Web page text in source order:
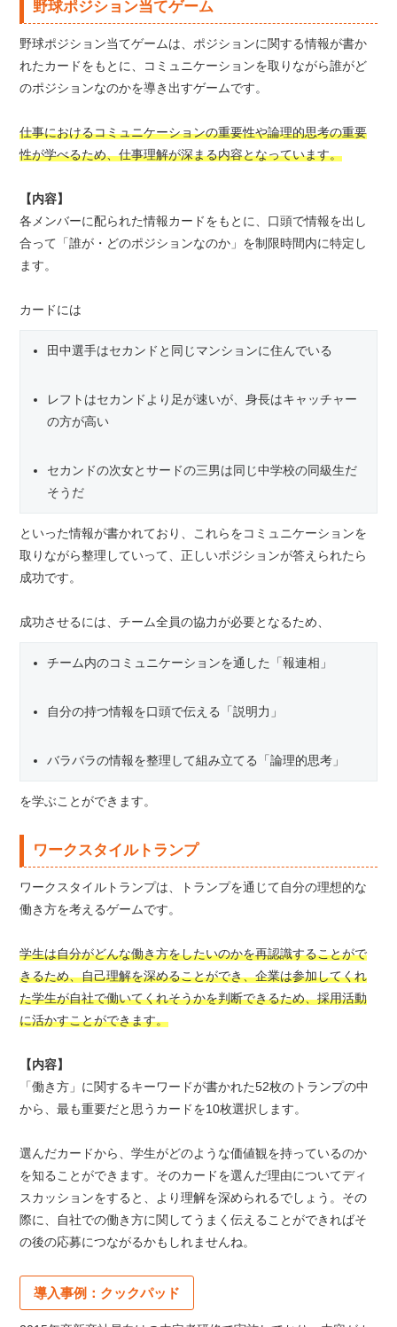
野球ポジション当てゲーム
野球ポジション当てゲームは、ポジションに関する情報が書か
れたカードをもとに、コミュニケーションを取りながら誰がど
のポジションなのかを導き出すゲームです。
仕事におけるコミュニケーションの重要性や論理的思考の重要
性が学べるため、仕事理解が深まる内容となっています。
【内容】
各メンバーに配られた情報カードをもとに、口頭で情報を出し
合って「誰が・どのポジションなのか」を制限時間内に特定し
ます。
カードには
田中選手はセカンドと同じマンションに住んでいる
レフトはセカンドより足が速いが、身長はキャッチャー
の方が高い
セカンドの次女とサードの三男は同じ中学校の同級生だ
そうだ
といった情報が書かれており、これらをコミュニケーションを
取りながら整理していって、正しいポジションが答えられたら
成功です。
成功させるには、チーム全員の協力が必要となるため、
チーム内のコミュニケーションを通した「報連相」
自分の持つ情報を口頭で伝える「説明力」
バラバラの情報を整理して組み立てる「論理的思考」
を学ぶことができます。
ワークスタイルトランプ
ワークスタイルトランプは、トランプを通じて自分の理想的な
働き方を考えるゲームです。
学生は自分がどんな働き方をしたいのかを再認識することがで
きるため、自己理解を深めることができ、企業は参加してくれ
た学生が自社で働いてくれそうかを判断できるため、採用活動
に活かすことができます。
【内容】
「働き方」に関するキーワードが書かれた52枚のトランプの中
から、最も重要だと思うカードを10枚選択します。
選んだカードから、学生がどのような価値観を持っているのか
を知ることができます。そのカードを選んだ理由についてディ
スカッションをすると、より理解を深められるでしょう。その
際に、自社での働き方に関してうまく伝えることができればそ
の後の応募につながるかもしれませんね。
導入事例：クックパッド